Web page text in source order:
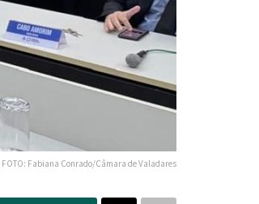
Fabiana Conrado/Câmara de Valadares